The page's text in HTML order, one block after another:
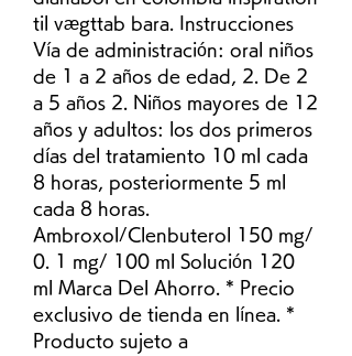
til vægttab bara. Instrucciones
Vía de administración: oral niños
de 1 a 2 años de edad, 2. De 2
a 5 años 2. Niños mayores de 12
años y adultos: los dos primeros
días del tratamiento 10 ml cada
8 horas, posteriormente 5 ml
cada 8 horas.
Ambroxol/Clenbuterol 150 mg/
0. 1 mg/ 100 ml Solución 120
ml Marca Del Ahorro. * Precio
exclusivo de tienda en línea. *
Producto sujeto a